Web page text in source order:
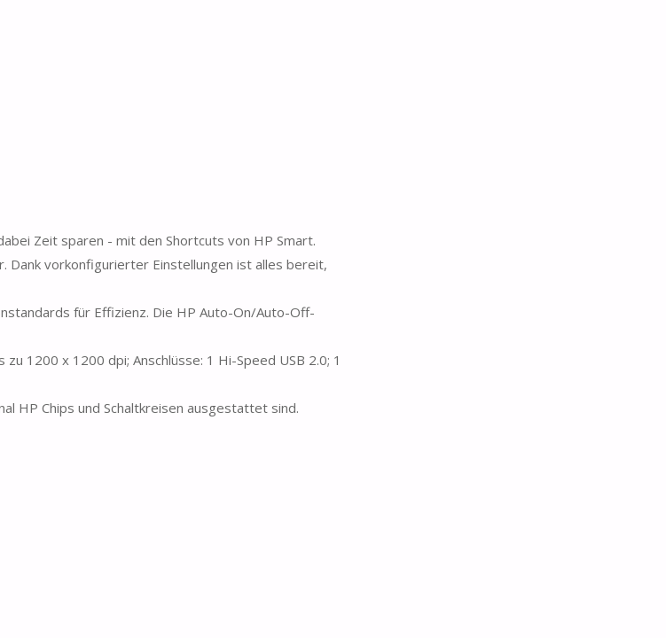
Zeit sparen - mit den Shortcuts von HP Smart.
Dank vorkonfigurierter Einstellungen ist alles bereit,
für Effizienz. Die HP Auto-On/Auto-Off-
1200 x 1200 dpi; Anschlüsse: 1 Hi-Speed USB 2.0; 1
HP Chips und Schaltkreisen ausgestattet sind.